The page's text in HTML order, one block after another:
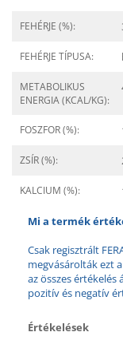
FEHÉRJE (%):
FEHÉRJE TÍPUSA:
METABOLIKUS
ENERGIA (KCAL/KG):
FOSZFOR (%):
ZSÍR (%):
KALCIUM (%):
Mi a termék
Csak regisztrált
megvásárolták ezt
az összes értékelés
pozitív és negatív
Értékelések